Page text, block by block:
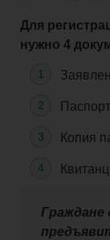
Для
нужно 4
Копия
Граждане